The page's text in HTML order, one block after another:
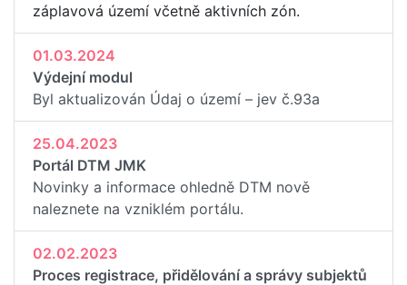
záplavová území včetně aktivních zón.
01.03.2024
Výdejní modul
Byl aktualizován Údaj o území – jev č.93a
25.04.2023
Portál DTM JMK
Novinky a informace ohledně DTM nově
naleznete na vzniklém portálu.
02.02.2023
Proces registrace, přidělování a správy subjektů